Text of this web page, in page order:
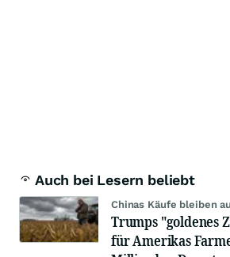
Auch bei Lesern beliebt
Chinas Käufe bleiben
Trumps "goldenes
für Amerikas